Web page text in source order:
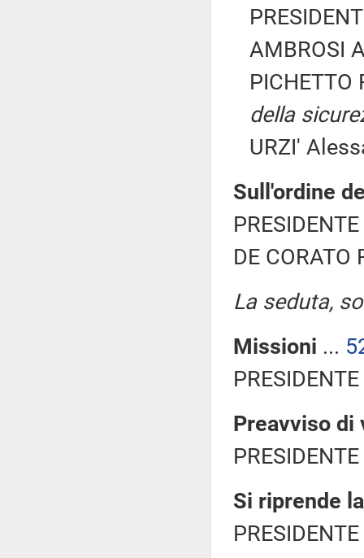
AMBROSI
della
URZI'
Sull'ordine
DE
La seduta,
Missioni ...
Preavviso di
Si riprende